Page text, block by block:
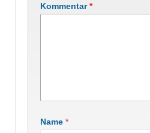
Kommentar*
Name *